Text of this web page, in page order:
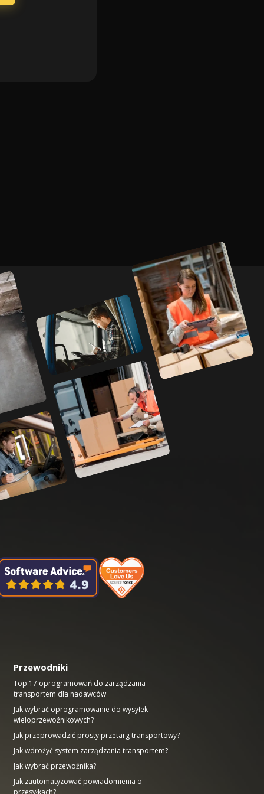
Przewodniki
Top 17 oprogramowań do zarządzania
transportem dla nadawców
Jak wybrać oprogramowanie do wysyłek
wieloprzewoźnikowych?
Jak przeprowadzić prosty przetarg transportowy?
Jak wdrożyć system zarządzania transportem?
Jak wybrać przewoźnika?
Jak zautomatyzować powiadomienia o
przesyłkach?